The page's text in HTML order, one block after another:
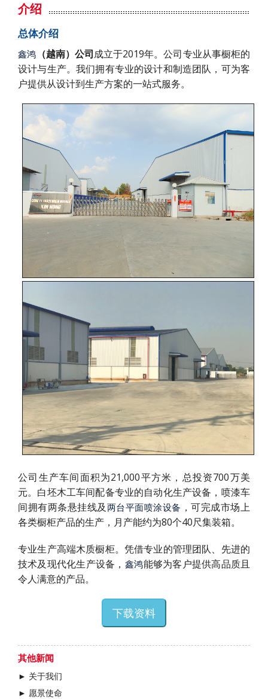
介绍
总体介绍
鑫鸿 （越南）公司成立于2019年。公司专业从事橱柜的
设计与生产。我们拥有专业的设计和制造团队，可为客
户提供从设计到生产方案的一站式服务。
公司生产车间面积为21,000平方米，总投资700万美
元。白坯木工车间配备专业的自动化生产设备，喷漆车
间拥有两条悬挂线及 两台平面喷涂设备 ，可完成市场上
各类橱柜产品的生产，月产能约为80个40尺集装箱。
专业生产高端木质橱柜。凭借专业的管理团队、先进的
技术及现代化生产设备， 鑫鸿能够为客户提供高品质且
令人满意的产品。
下载资料
其他新闻
► 关于我们
► 愿景使命